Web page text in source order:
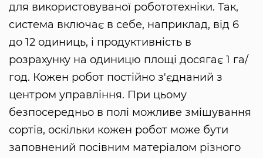
для використовуваної робототехніки. Так,
система включає в себе, наприклад, від 6
до 12 одиниць, і продуктивність в
розрахунку на одиницю площі досягає 1 га/
год. Кожен робот постійно з'єднаний з
центром управління. При цьому
безпосередньо в полі можливе змішування
сортів, оскільки кожен робот може бути
заповнений посівним матеріалом різного